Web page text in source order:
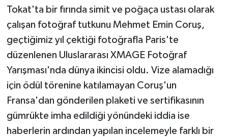
Tokat'ta bir fırında simit ve poğaça ustası olarak
çalışan fotoğraf tutkunu Mehmet Emin Coruş,
geçtiğimiz yıl çektiği fotoğrafla Paris'te
düzenlenen Uluslararası XMAGE Fotoğraf
Yarışması'nda dünya ikincisi oldu. Vize alamadığı
için ödül törenine katılamayan Coruş'un
Fransa'dan gönderilen plaketi ve sertifikasının
gümrükte imha edildiği yönündeki iddia ise
haberlerin ardından yapılan incelemeyle farklı bir